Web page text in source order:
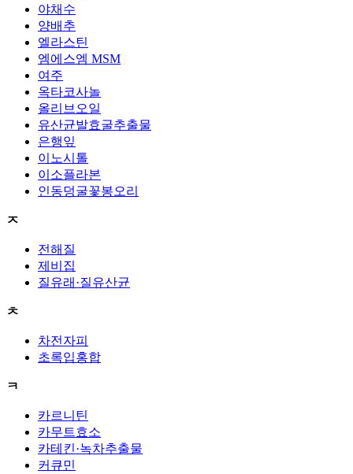
야채수
양배추
엘라스틴
엠에스엠 MSM
여주
옥타코사놀
올리브오일
유산균발효굴추출물
은행잎
이노시톨
이소플라본
인동덩굴꽃봉오리
ㅈ
전해질
제비집
질유래·질유산균
ㅊ
차전자피
초록입홍합
ㅋ
카르니틴
카무트효소
카테킨·녹차추출물
커큐민